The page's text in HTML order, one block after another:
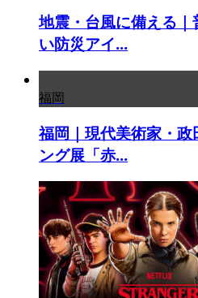
地震・台風に備える
い防災アイ...
福岡
福岡｜現代美術家・
ング展「赤...